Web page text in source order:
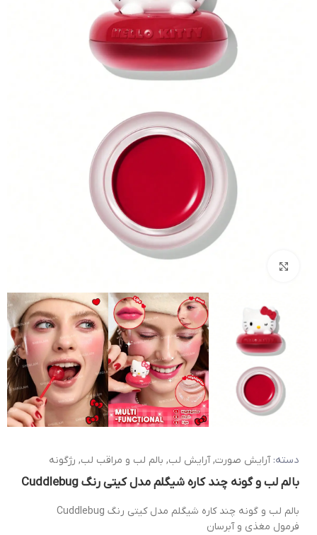
دسته: آرایش صورت, آرایش لب, بالم لب و مراقب لب, رژگونه
بالم لب و گونه چند کاره شیگلم مدل کیتی رنگ Cuddlebug
بالم لب و گونه چند کاره شیگلم مدل کیتی رنگ Cuddlebug
فرمول مغذی و آبرسان